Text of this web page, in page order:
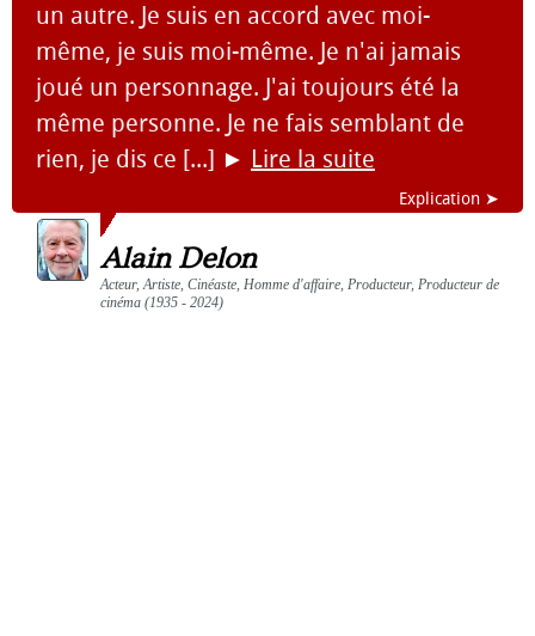
un autre. Je suis en accord avec moi-
même, je suis moi-même. Je n'ai jamais
joué un personnage. J'ai toujours été la
même personne. Je ne fais semblant de
rien, je dis ce [...] ► Lire la suite
Explication ➤
Alain Delon
Acteur, Artiste, Cinéaste, Homme d'affaire, Producteur, Producteur de
cinéma (1935 - 2024)